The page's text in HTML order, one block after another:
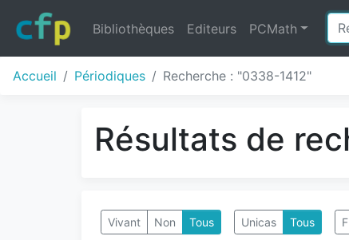
Bibliothèques Editeurs PCMath
Accueil Périodiques Recherche : "0338-1412"
Résultats de
Vivant Non Tous Unicas Tous